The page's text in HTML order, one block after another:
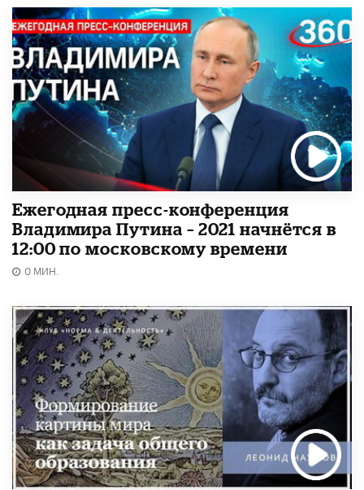
Ежегодная пресс-конференция
Владимира Путина – 2021 начнётся в
12:00 по московскому времени
0 МИН.